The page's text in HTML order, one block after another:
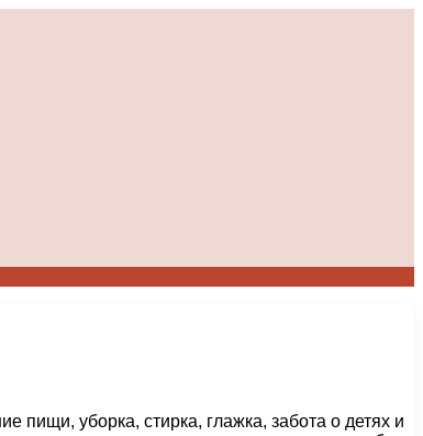
пищи, уборка, стирка, глажка, забота о детях и